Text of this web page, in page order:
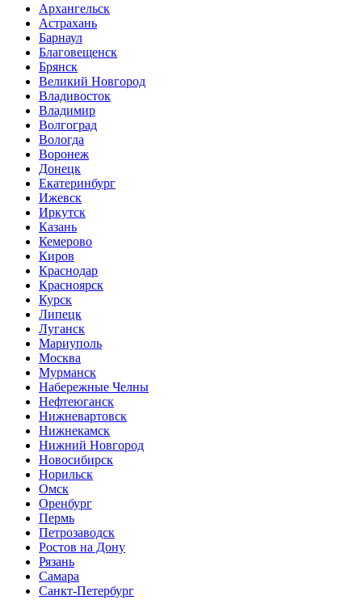
Архангельск
Астрахань
Барнаул
Благовещенск
Брянск
Великий Новгород
Владивосток
Владимир
Волгоград
Вологда
Воронеж
Донецк
Екатеринбург
Ижевск
Иркутск
Казань
Кемерово
Киров
Краснодар
Красноярск
Курск
Липецк
Луганск
Мариуполь
Москва
Мурманск
Набережные Челны
Нефтеюганск
Нижневартовск
Нижнекамск
Нижний Новгород
Новосибирск
Норильск
Омск
Оренбург
Пермь
Петрозаводск
Ростов на Дону
Рязань
Самара
Санкт-Петербург